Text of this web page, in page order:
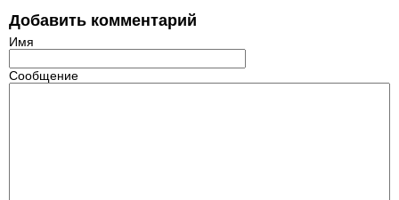
Добавить комментарий
Имя
Сообщение